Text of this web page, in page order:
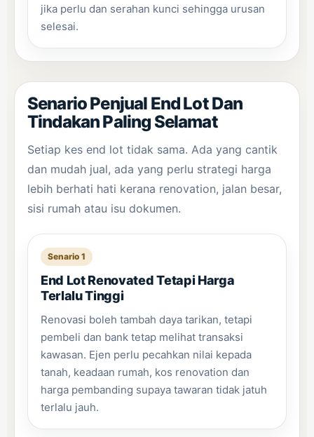
jika perlu dan serahan kunci sehingga urusan
selesai.
Senario Penjual End Lot Dan
Tindakan Paling Selamat
Setiap kes end lot tidak sama. Ada yang cantik
dan mudah jual, ada yang perlu strategi harga
lebih berhati hati kerana renovation, jalan besar,
sisi rumah atau isu dokumen.
Senario 1
End Lot Renovated Tetapi Harga
Terlalu Tinggi
Renovasi boleh tambah daya tarikan, tetapi
pembeli dan bank tetap melihat transaksi
kawasan. Ejen perlu pecahkan nilai kepada
tanah, keadaan rumah, kos renovation dan
harga pembanding supaya tawaran tidak jatuh
terlalu jauh.